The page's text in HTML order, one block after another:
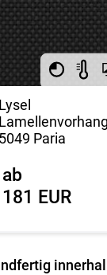
Lysel
Lamellenvorhang
5049 Paria
ab
181 EUR